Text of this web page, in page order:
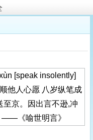
[speak insolently]
他人心愿 八岁纵笔成
至京。因出言不逊,冲
——《喻世明言》